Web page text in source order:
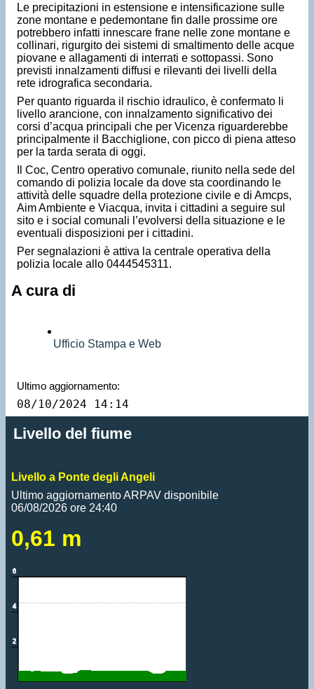
Le precipitazioni in estensione e intensificazione sulle
zone montane e pedemontane fin dalle prossime ore
potrebbero infatti innescare frane nelle zone montane e
collinari, rigurgito dei sistemi di smaltimento delle acque
piovane e allagamenti di interrati e sottopassi. Sono
previsti innalzamenti diffusi e rilevanti dei livelli della
rete idrografica secondaria.
Per quanto riguarda il rischio idraulico, è confermato li
livello arancione, con innalzamento significativo dei
corsi d’acqua principali che per Vicenza riguarderebbe
principalmente il Bacchiglione, con picco di piena atteso
per la tarda serata di oggi.
Il Coc, Centro operativo comunale, riunito nella sede del
comando di polizia locale da dove sta coordinando le
attività delle squadre della protezione civile e di Amcps,
Aim Ambiente e Viacqua, invita i cittadini a seguire sul
sito e i social comunali l’evolversi della situazione e le
eventuali disposizioni per i cittadini.
Per segnalazioni è attiva la centrale operativa della
polizia locale allo 0444545311.
A cura di
Ufficio Stampa e Web
Ultimo aggiornamento:
08/10/2024 14:14
Livello del fiume
Livello a Ponte degli Angeli
Ultimo aggiornamento ARPAV disponibile
06/08/2026 ore 24:40
0,61 m